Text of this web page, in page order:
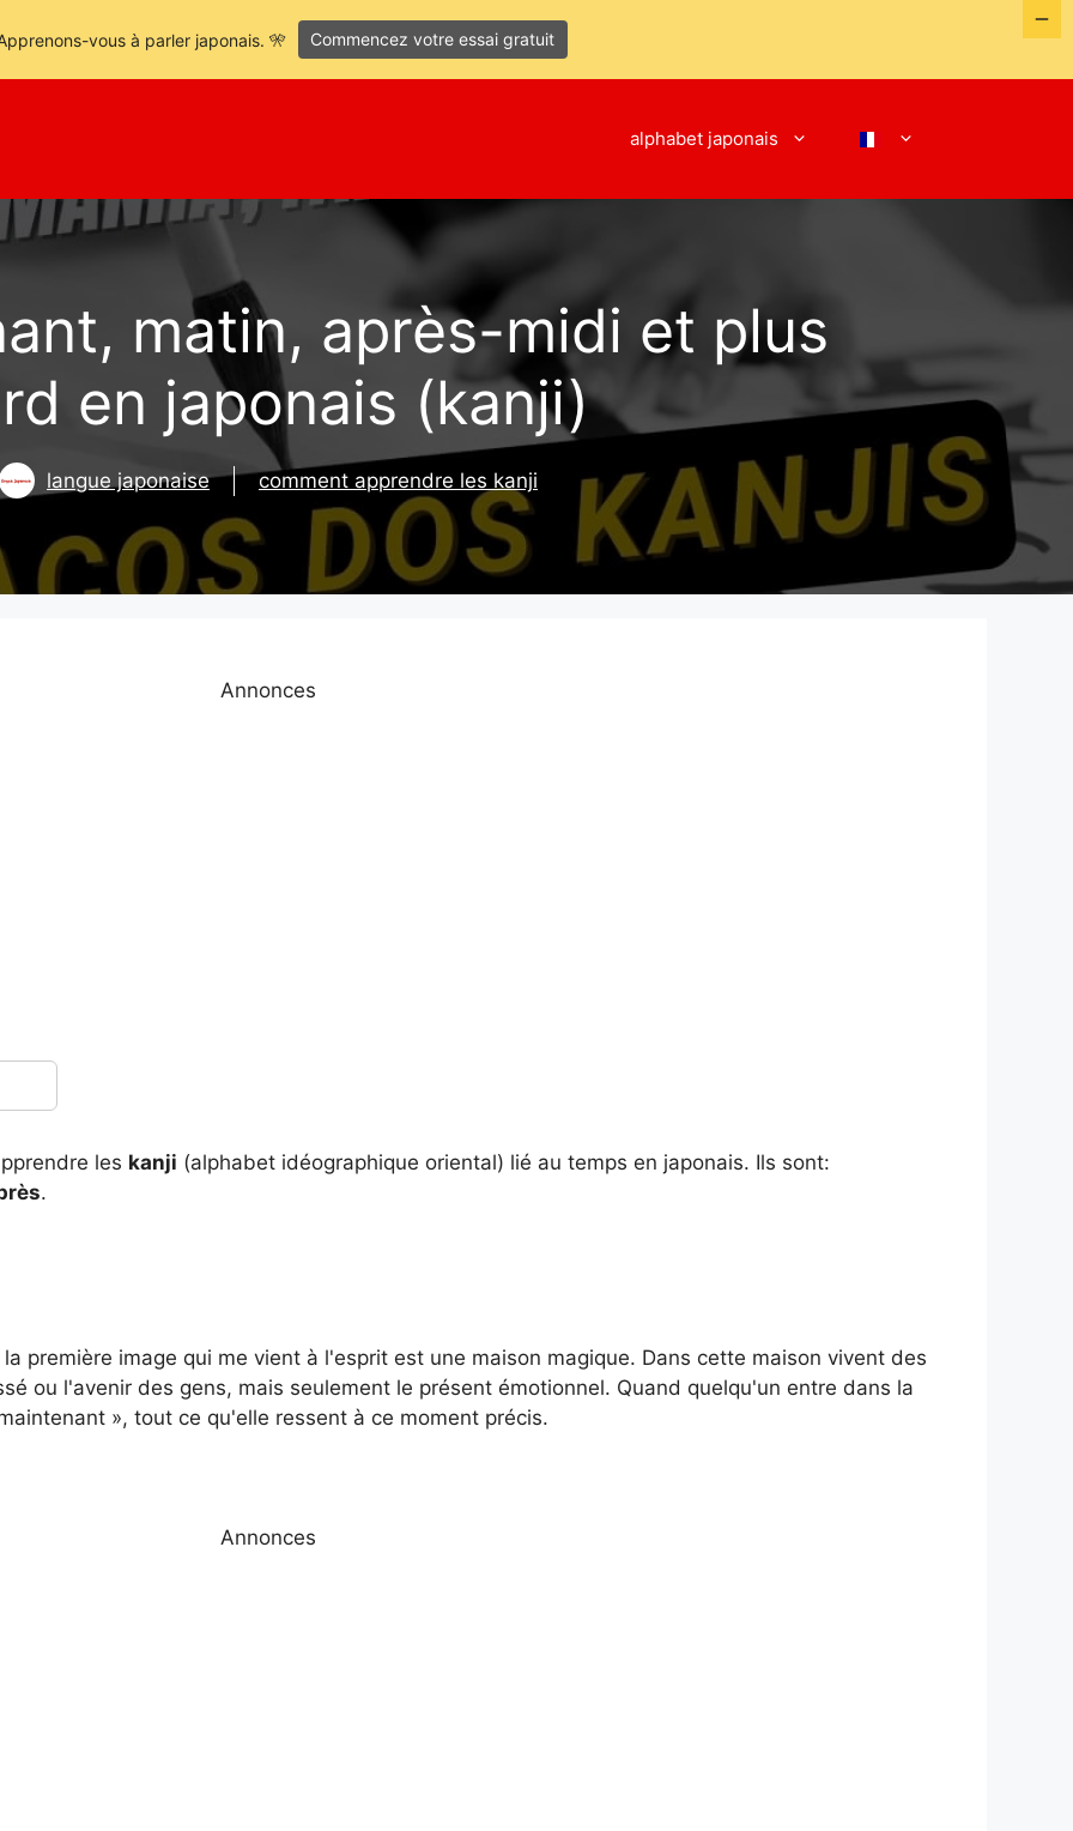
alphabet japonais
matin, après-midi et plus
en japonais (kanji)
langue japonaise comment apprendre les kanji
Annonces
les kanji (alphabet idéographique oriental) lié au temps en japonais. Ils sont:
.
première image qui me vient à l'esprit est une maison magique. Dans cette maison vivent des
ou l'avenir des gens, mais seulement le présent émotionnel. Quand quelqu'un entre dans la
», tout ce qu'elle ressent à ce moment précis.
Annonces
vous à parler japonais. 🎌 Commencez votre essai gratuit